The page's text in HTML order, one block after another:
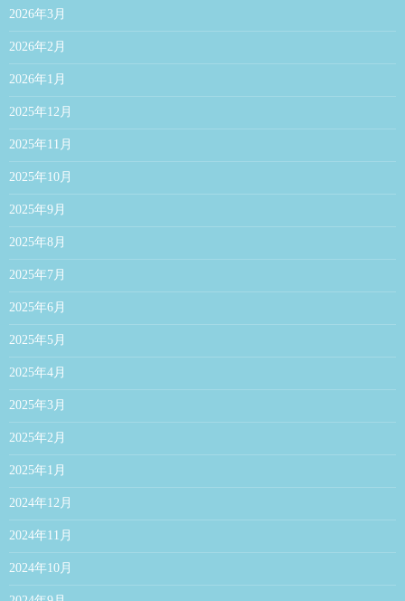
2026年3月
2026年2月
2026年1月
2025年12月
2025年11月
2025年10月
2025年9月
2025年8月
2025年7月
2025年6月
2025年5月
2025年4月
2025年3月
2025年2月
2025年1月
2024年12月
2024年11月
2024年10月